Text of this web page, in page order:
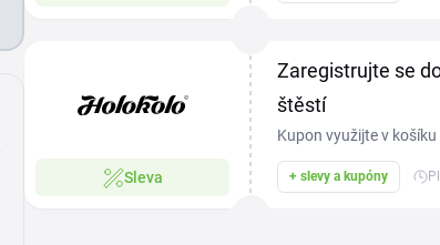
Sleva
Zaregistrujte se
štěstí
Kupon využijte v
+ slevy a kupóny